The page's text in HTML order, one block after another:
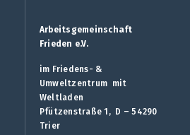
Arbeitsgemeinschaft
Frieden e.V.
im Friedens- &
Umweltzentrum mit
Weltladen
Pfützenstraße 1, D – 54290
Trier